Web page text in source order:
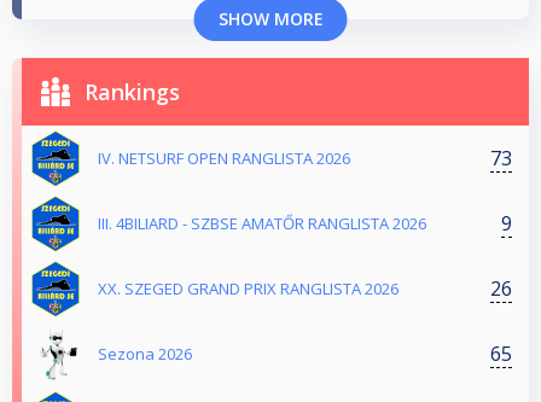
SHOW MORE
Rankings
IV. NETSURF OPEN RANGLISTA 2026 73
III. 4BILIARD - SZBSE AMATŐR RANGLISTA 2026 9
XX. SZEGED GRAND PRIX RANGLISTA 2026 26
Sezona 2026 65